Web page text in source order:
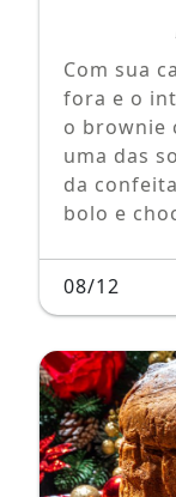
Com sua
fora e o
o brownie
uma das
da
bolo e
08/12